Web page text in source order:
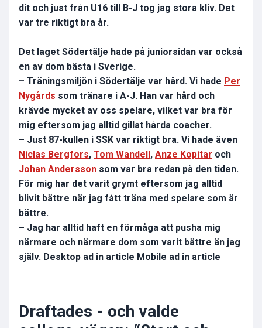
dit och just från U16 till B-J tog jag stora kliv. Det
var tre riktigt bra år.
Det laget Södertälje hade på juniorsidan var också
en av dom bästa i Sverige.
– Träningsmiljön i Södertälje var hård. Vi hade Per
Nygårds som tränare i A-J. Han var hård och
krävde mycket av oss spelare, vilket var bra för
mig eftersom jag alltid gillat hårda coacher.
– Just 87-kullen i SSK var riktigt bra. Vi hade även
Niclas Bergfors, Tom Wandell , Anze Kopitar och
Johan Andersson som var bra redan på den tiden.
För mig har det varit grymt eftersom jag alltid
blivit bättre när jag fått träna med spelare som är
bättre.
– Jag har alltid haft en förmåga att pusha mig
närmare och närmare dom som varit bättre än jag
själv. Desktop ad in article Mobile ad in article
Draftades - och valde